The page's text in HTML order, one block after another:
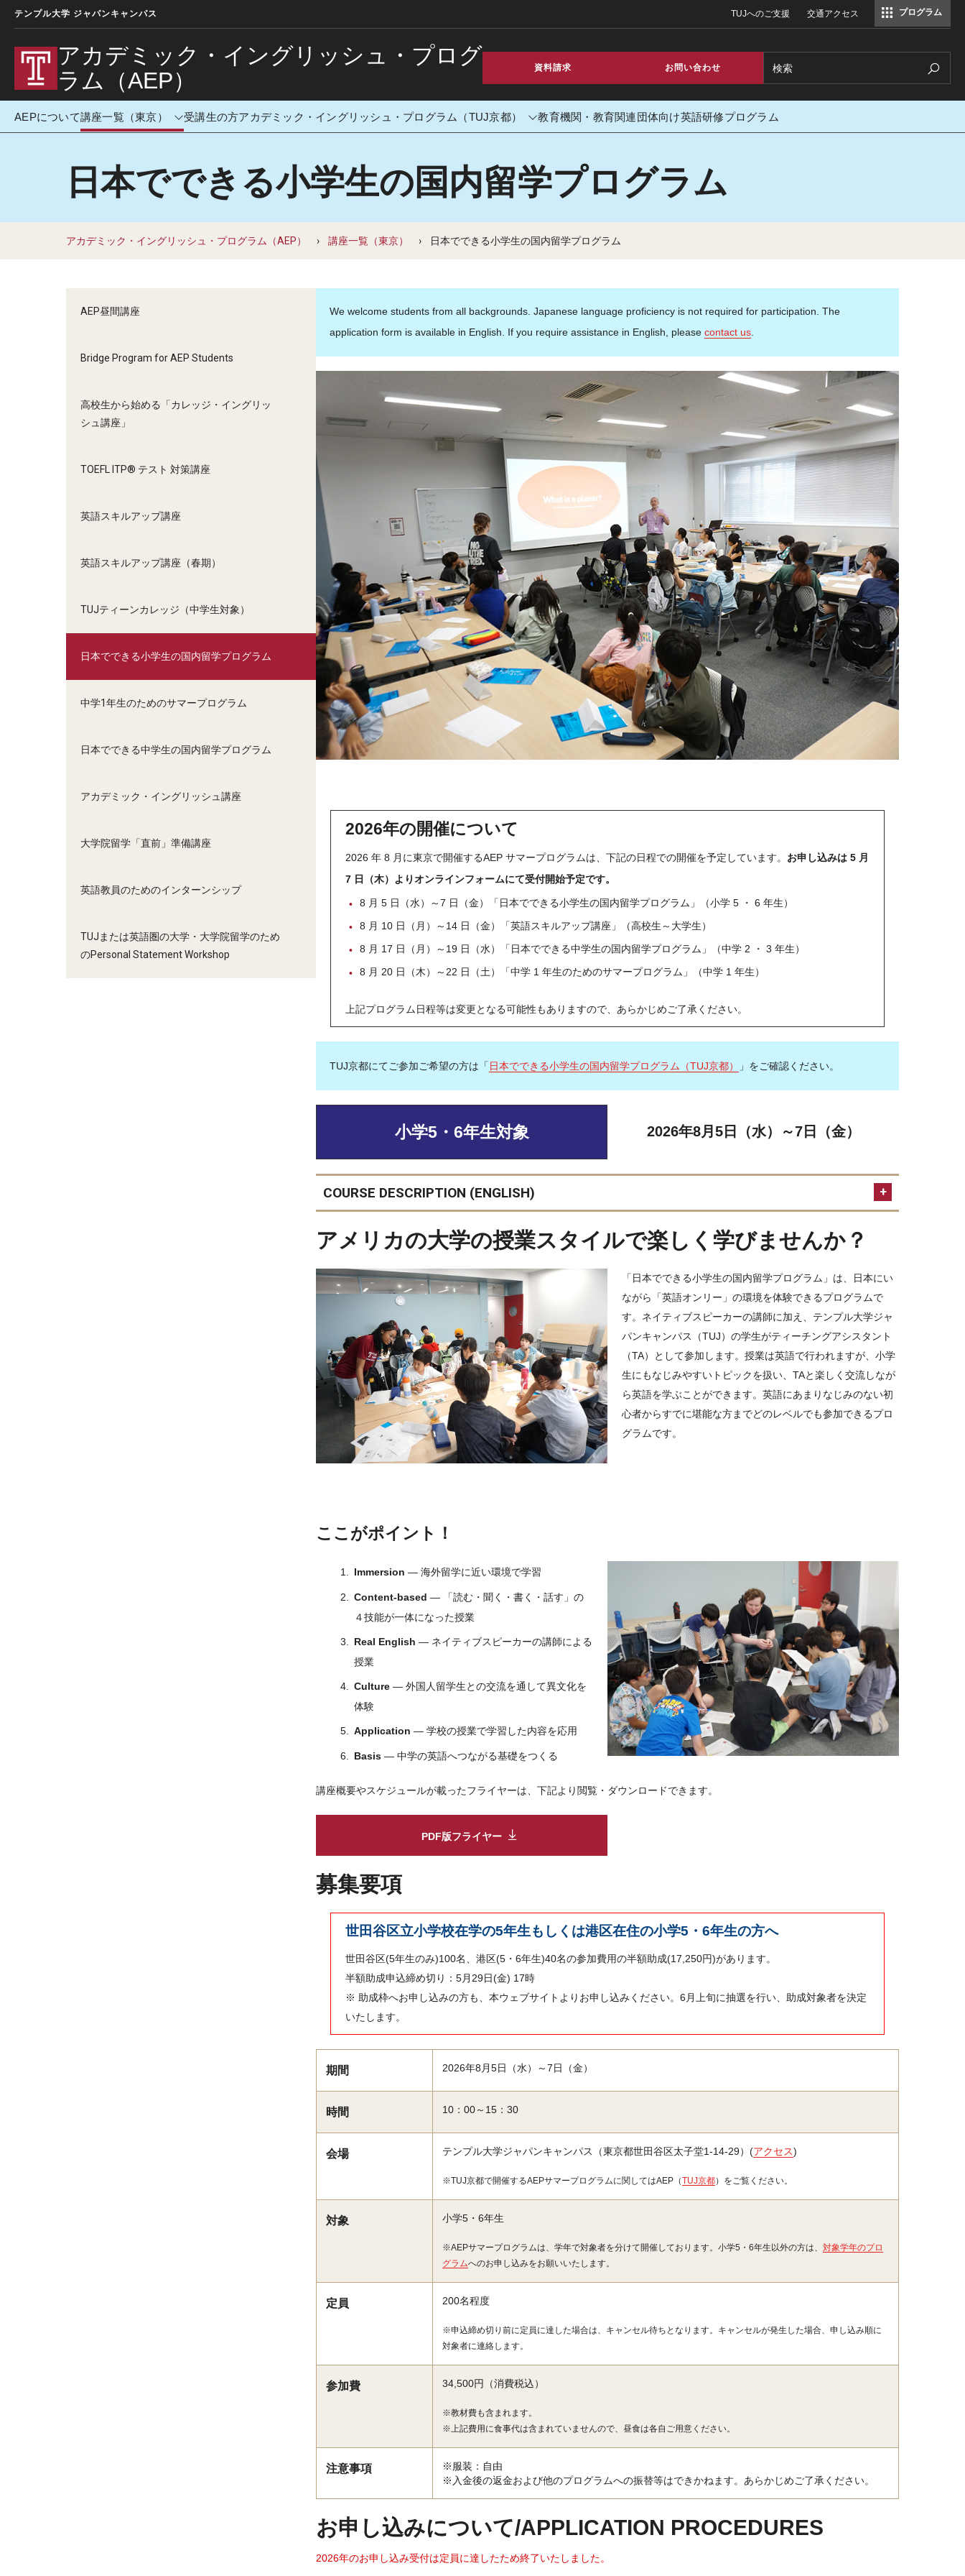
テンプル大学 ジャパンキャンパス TUJへのご支援 交通アクセス プログラム
アカデミック・イングリッシュ・プログ
ラム（AEP）
資料請求 お問い合わせ Search
AEPについて講座一覧（東京）
講座一覧（東京）
受講生の方アカデミック・イングリッシュ・プログラム（TUJ京都）
アカデミック・イングリッシュ・プログ
ラム（TUJ京都）
教育機関・教育関連団体向け英語研修プログラム
日本でできる小学生の国内留学プログラム
アカデミック・イングリッシュ・プログラム（AEP） 講座一覧（東京） 日本でできる小学生の国内留学プログラム
AEP昼間講座
Bridge Program for AEP Students
高校生から始める「カレッジ・イングリッ
シュ講座」
TOEFL ITP® テスト 対策講座
英語スキルアップ講座
英語スキルアップ講座（春期）
TUJティーンカレッジ（中学生対象）
日本でできる小学生の国内留学プログラム
中学1年生のためのサマープログラム
日本でできる中学生の国内留学プログラム
アカデミック・イングリッシュ講座
大学院留学「直前」準備講座
英語教員のためのインターンシップ
TUJまたは英語圏の大学・大学院留学のため
のPersonal Statement Workshop
We welcome students from all backgrounds. Japanese language proficiency is not required for participation. The
application form is available in English. If you require assistance in English, please contact us
2026年の開催について
2026 年 8 月に東京で開催するAEP サマープログラムは、下記の日程での開催を予定しています。 お申し込みは 5 月
7 日（木）よりオンラインフォームにて受付開始予定です。
8 月 5 日（水）～7 日（金）「日本でできる小学生の国内留学プログラム」（小学 5 ・ 6 年生）
8 月 10 日（月）～14 日（金）「英語スキルアップ講座」（高校生～大学生）
8 月 17 日（月）～19 日（水）「日本でできる中学生の国内留学プログラム」（中学 2 ・ 3 年生）
8 月 20 日（木）～22 日（土）「中学 1 年生のためのサマープログラム」（中学 1 年生）
上記プログラム日程等は変更となる可能性もありますので、あらかじめご了承ください。
TUJ京都にてご参加ご希望の方は「 日本でできる小学生の国内留学プログラム（TUJ京都） 」をご確認ください。
小学5・6年生対象 2026年8月5日（水）～7日（金）
COURSE DESCRIPTION (ENGLISH)​
Immersion: Studying in a study-abroad-like environment​
Content-based: Content-based class which improves the 4 main skills of English (reading, listening, writing,
and speaking) as a whole.​
Real English: Classes are conducted in English by native English speakers.​
Culture: Experiencing different cultures through interactions with students of different cultures.​
Application: Applying what students have learned at school.​
Basis: Learning the basic skills of English leading to junior high school​
Period
アメリカの大学の授業スタイルで楽しく学びませんか？
「日本でできる小学生の国内留学プログラム」は、日本にい
ながら「英語オンリー」の環境を体験できるプログラムで
す。ネイティブスピーカーの講師に加え、テンプル大学ジャ
パンキャンパス（TUJ）の学生がティーチングアシスタント
（TA）として参加します。授業は英語で行われますが、小学
生にもなじみやすいトピックを扱い、TAと楽しく交流しなが
ら英語を学ぶことができます。英語にあまりなじみのない初
心者からすでに堪能な方までどのレベルでも参加できるプロ
グラムです。
ここがポイント！
Immersion — 海外留学に近い環境で学習
Content-based — 「読む・聞く・書く・話す」の
４技能が一体になった授業
Real English — ネイティブスピーカーの講師による
授業
Culture — 外国人留学生との交流を通して異文化を
体験
Application — 学校の授業で学習した内容を応用
Basis — 中学の英語へつながる基礎をつくる
講座概要やスケジュールが載ったフライヤーは、下記より閲覧・ダウンロードできます。
PDF版フライヤー
募集要項
世田谷区立小学校在学の5年生もしくは港区在住の小学5・6年生の方へ
世田谷区(5年生のみ)100名、港区(5・6年生)40名の参加費用の半額助成(17,250円)があります。
半額助成申込締め切り：5月29日(金) 17時
※ 助成枠へお申し込みの方も、本ウェブサイトよりお申し込みください。6月上旬に抽選を行い、助成対象者を決定
いたします。
期間 2026年8月5日（水）～7日（金）
時間 10：00～15：30
会場 テンプル大学ジャパンキャンパス（東京都世田谷区太子堂1-14-29）(アクセス)
※TUJ京都で開催するAEPサマープログラムに関してはAEP（ TUJ京都）をご覧ください。
対象 小学5・6年生
※AEPサマープログラムは、学年で対象者を分けて開催しております。小学5・6年生以外の方は、 対象学年のプロ
グラムへのお申し込みをお願いいたします。
定員 200名程度
※申込締め切り前に定員に達した場合は、キャンセル待ちとなります。キャンセルが発生した場合、申し込み順に
対象者に連絡します。
参加費 34,500円（消費税込）
※教材費も含まれます。
※上記費用に食事代は含まれていませんので、昼食は各自ご用意ください。
注意事項
※服装：自由
※入金後の返金および他のプログラムへの振替等はできかねます。あらかじめご了承ください。
お申し込みについて/APPLICATION PROCEDURES
2026年のお申し込み受付は定員に達したため終了いたしました。